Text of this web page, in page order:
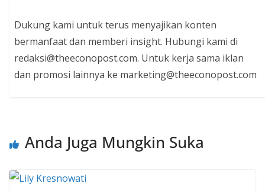
Dukung kami untuk terus menyajikan konten
bermanfaat dan memberi insight. Hubungi kami di
redaksi@theeconopost.com. Untuk kerja sama iklan
dan promosi lainnya ke marketing@theeconopost.com
Anda Juga Mungkin Suka